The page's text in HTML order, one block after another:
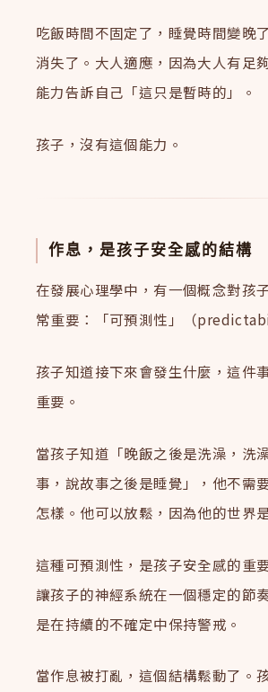
吃飯時間不固定了，睡覺時間變晚
消失了。大人適應，因為大人有足
能力告訴自己「這只是暫時的」。
孩子，沒有這個能力。
作息，是孩子安全感的結構
在發展心理學中，有一個概念對孩
常重要：「可預測性」（
孩子知道接下來會發生什麼，這件
重要。
當孩子知道「晚飯之後是洗澡，洗
事，說故事之後是睡覺」，他不需
怎樣。他可以放鬆，因為他的世界
這種可預測性，是孩子安全感的重
讓孩子的神經系統在一個穩定的節
是在持續的不確定中保持警戒。
當作息被打亂，這個結構鬆動了。